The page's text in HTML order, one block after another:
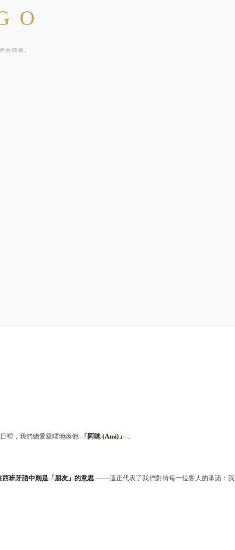
的期待。
日裡，我們總愛親暱地喚他 「阿咪 (Ami)」
班牙語中則是「朋友」的意思 ——這正代表了我們對待每一位客人的承諾：我